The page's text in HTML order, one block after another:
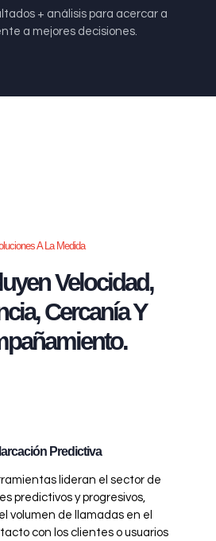
+ análisis para acercar a
a mejores decisiones.
A La Medida
Velocidad,
Cercanía Y
Predictiva
lideran el sector de
predictivos y progresivos,
volumen de llamadas en el
con los clientes o usuarios